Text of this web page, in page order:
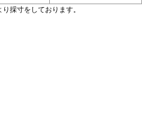
採寸をしております。